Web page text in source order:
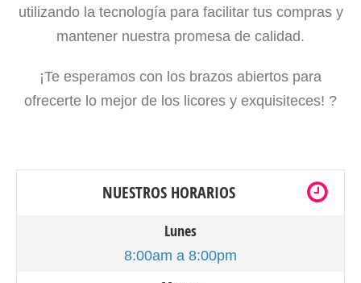
utilizando la tecnología para facilitar tus compras y
mantener nuestra promesa de calidad.
¡Te esperamos con los brazos abiertos para
ofrecerte lo mejor de los licores y exquisiteces! ?
NUESTROS HORARIOS
Lunes
8:00am a 8:00pm